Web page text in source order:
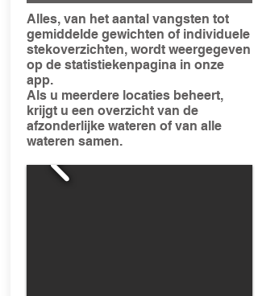
Alles, van het aantal vangsten tot
gemiddelde gewichten of individuele
stekoverzichten, wordt weergegeven
op de statistiekenpagina in onze
app.
Als u meerdere locaties beheert,
krijgt u een overzicht van de
afzonderlijke wateren of van alle
wateren samen.